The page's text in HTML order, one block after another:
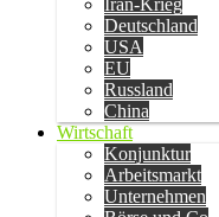
Iran-Krieg
Deutschland
USA
EU
Russland
China
Wirtschaft
Konjunktur
Arbeitsmarkt
Unternehmen